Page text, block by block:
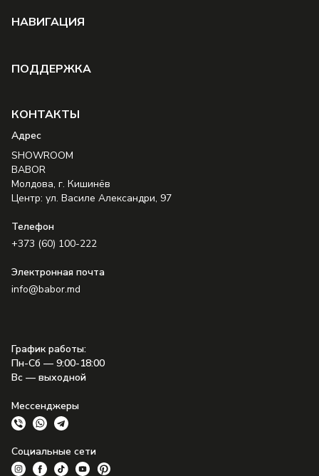
НAВИГАЦИЯ
ПОДДЕРЖКА
КОНТАКТЫ
Aдрес
SHOWROOM
BABOR
Молдова, г. Кишинёв
Центр: ул. Василе Александри, 97
Телефон
+373 (60) 100-222
Электронная почта
info@babor.md
График работы:
Пн-Сб — 9:00-18:00
Вс — выходной
Мессенджеры
Социальные сети